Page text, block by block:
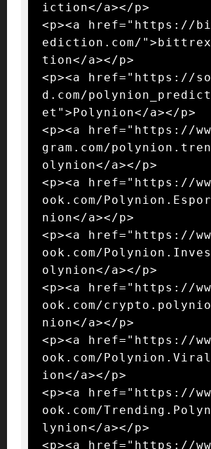
iction</a></p>
<p><a href="https://
ediction.com/
tion</a></p>
<p><a href="https://
d.com/
et">Polynion</a></p>
<p><a href="https://
gram.com/
olynion</a></p>
<p><a href="https://
ook.com/
nion</a></p>
<p><a href="https://
ook.com/
olynion</a></p>
<p><a href="https://
ook.com/
nion</a></p>
<p><a href="https://
ook.com/
ion</a></p>
<p><a href="https://
ook.com/
lynion</a></p>
<p><a href="https://